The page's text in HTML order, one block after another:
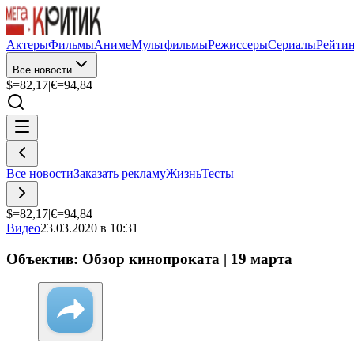
АктерыФильмыАнимеМультфильмыРежиссерыСериалы
Все новости
$=82,17|€=94,84
Все новостиЗаказать рекламуЖизньТесты
$=82,17|€=94,84
Видео23.03.2020 в 10:31
Объектив: Обзор кинопроката | 19 марта